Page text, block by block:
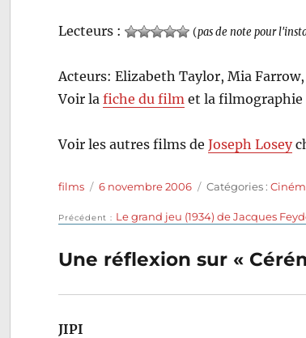
Lecteurs : (pas de note pour
Acteurs: Elizabeth Taylor, Mia
Voir lafiche du film et la
Voir les autres films deJoseph Losey
Auteur
films
Publié
6 novembre 2006 Catégories
Catégories :
Navigation
de
l’article
Précédent
Publication
Le grand jeu (1934) de Jacques
Une réflexion sur «
JIPI